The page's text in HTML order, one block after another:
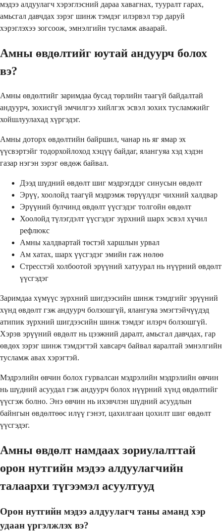
мэдээ алдуулагч хэрэглэсний дараа хавагнах, тууралт гарах,
амьсгал давчдах зэрэг шинж тэмдэг илэрвэл тэр даруй
хэрэглэхээ зогсоож, эмнэлгийн тусламж аваарай.
Амны өвдөлтийг юутай андуурч болох
вэ?
Амны өвдөлтийг заримдаа бусад төрлийн таагүй байдалтай
андуурч, зохисгүй эмчилгээ хийлгэх эсвэл зохих тусламжийг
хойшлуулахад хүргэдэг.
Амны доторх өвдөлтийн байршил, чанар нь яг ямар эх
үүсвэртэйг тодорхойлоход хэцүү байдаг, ялангуяа хэд хэдэн
газар нэгэн зэрэг өвдөж байвал.
Дээд шүдний өвдөлт шиг мэдрэгддэг синусын өвдөлт
Эрүү, хоолойд таагүй мэдрэмж төрүүлдэг чихний халдвар
Эрүүний булчинд өвдөлт үүсгэдэг толгойн өвдөлт
Хоолойд түлэгдэлт үүсгэдэг зүрхний шарх эсвэл хүчил
рефлюкс
Амны халдвартай төстэй харшлын урвал
Ам хатах, шарх үүсгэдэг эмийн гаж нөлөө
Стресстэй холбоотой эрүүний хатуурал нь нүүрний өвдөлт
үүсгэдэг
Заримдаа хүмүүс зүрхний шигдээсийн шинж тэмдгийг эрүүний
хүнд өвдөлт гэж андуурч болзошгүй, ялангуяа эмэгтэйчүүдэд
атипик зүрхний шигдээсийн шинж тэмдэг илэрч болзошгүй.
Хэрэв эрүүний өвдөлт нь цээжний даралт, амьсгал давчдах, гар
өвдөх зэрэг шинж тэмдэгтэй хавсарч байвал яаралтай эмнэлгийн
тусламж авах хэрэгтэй.
Мэдрэлийн өвчин болох гурвалсан мэдрэлийн мэдрэлийн өвчин
нь шүдний асуудал гэж андуурч болох нүүрний хүнд өвдөлтийг
үүсгэж болно. Энэ өвчин нь ихэвчлэн шүдний асуудлын
байнгын өвдөлтөөс илүү гэнэт, цахилгаан цохилт шиг өвдөлт
үүсгэдэг.
Амны өвдөлт намдаах зориулалттай
орон нутгийн мэдээ алдуулагчийн
талаархи түгээмэл асуултууд
Орон нутгийн мэдээ алдуулагч таны аманд хэр
удаан үргэлжлэх вэ?